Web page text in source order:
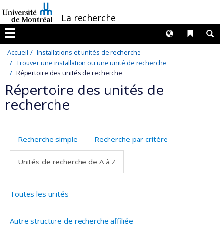
au
contenu
/La recherche
Menu
Liens
Langues
Accueil
Installations et unités de recherche
Trouver une installation ou une unité de recherche
Répertoire des unités de recherche
Répertoire des unités de
recherche
Recherche simple Recherche par critère
Unités de recherche de A à Z
Toutes les unités
Autre structure de recherche affiliée